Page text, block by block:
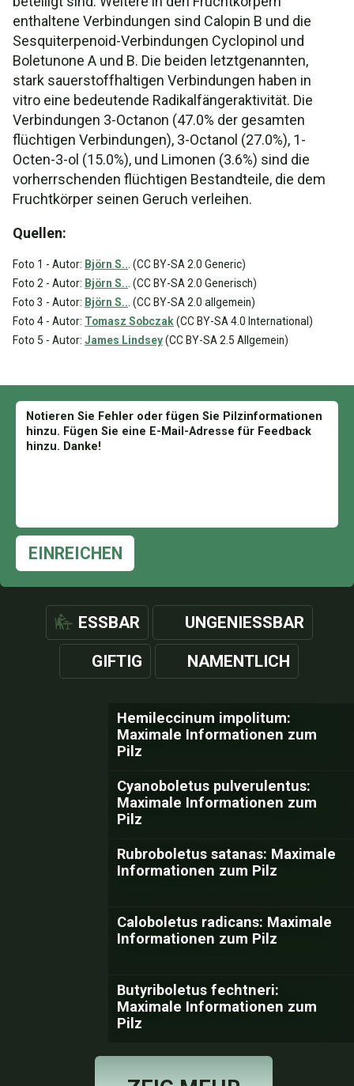
enthaltene Verbindungen sind Calopin B und die
Sesquiterpenoid-Verbindungen Cyclopinol und
Boletunone A und B. Die beiden letztgenannten,
stark sauerstoffhaltigen Verbindungen haben in
vitro eine bedeutende Radikalfängeraktivität. Die
Verbindungen 3-Octanon (47.0% der gesamten
flüchtigen Verbindungen), 3-Octanol (27.0%), 1-
Octen-3-ol (15.0%), und Limonen (3.6%) sind die
vorherrschenden flüchtigen Bestandteile, die dem
Fruchtkörper seinen Geruch verleihen.
Quellen:
Foto 1 - Autor: Björn S.. . (CC BY-SA 2.0 Generic)
Foto 2 - Autor: Björn S.. . (CC BY-SA 2.0 Generisch)
Foto 3 - Autor: Björn S.. . (CC BY-SA 2.0 allgemein)
Foto 4 - Autor: Tomasz Sobczak(CC BY-SA 4.0 International)
Foto 5 - Autor: James Lindsey(CC BY-SA 2.5 Allgemein)
EINREICHEN
ESSBAR UNGENIESSBAR
GIFTIG NAMENTLICH
Hemileccinum impolitum:
Maximale Informationen zum
Pilz
Cyanoboletus pulverulentus:
Maximale Informationen zum
Pilz
Rubroboletus satanas: Maximale
Informationen zum Pilz
Caloboletus radicans: Maximale
Informationen zum Pilz
Butyriboletus fechtneri:
Maximale Informationen zum
Pilz